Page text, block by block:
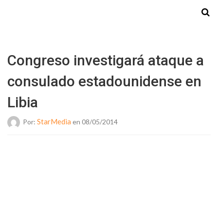
Congreso investigará ataque a
consulado estadounidense en
Libia
Por: StarMedia en 08/05/2014